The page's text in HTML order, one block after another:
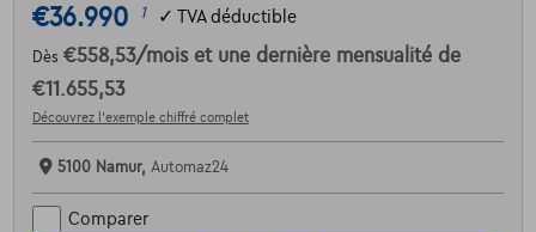
€36.990 1 ✓ TVA déductible
Dès €558,53/mois et une dernière mensualité de
€11.655,53
Découvrez l’exemple chiffré complet
5100 Namur, Automaz24
Comparer